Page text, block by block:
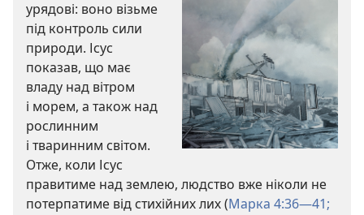
урядові: воно візьме
під контроль сили
природи. Ісус
показав, що має
владу над вітром
і морем, а також над
рослинним
і тваринним світом.
Отже, коли Ісус
правитиме над землею, людство вже ніколи не
потерпатиме від стихійних лих (Марка 4:36—41;